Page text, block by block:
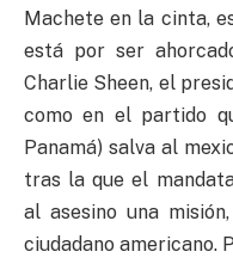
Machete en la cinta,
está por ser
Charlie Sheen, el
como en el partido
Panamá) salva al
tras la que el
al asesino una
ciudadano americano.